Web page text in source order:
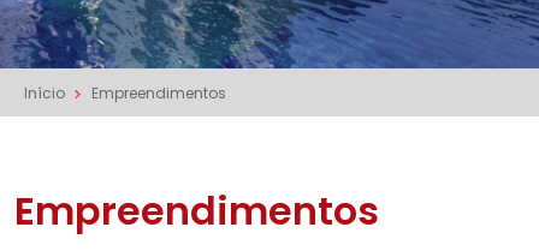
Início Empreendimentos
Empreendimentos